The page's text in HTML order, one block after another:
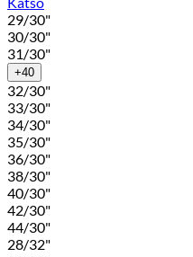
29/30"
30/30"
31/30"
+40
32/30"
33/30"
34/30"
35/30"
36/30"
38/30"
40/30"
42/30"
44/30"
28/32"